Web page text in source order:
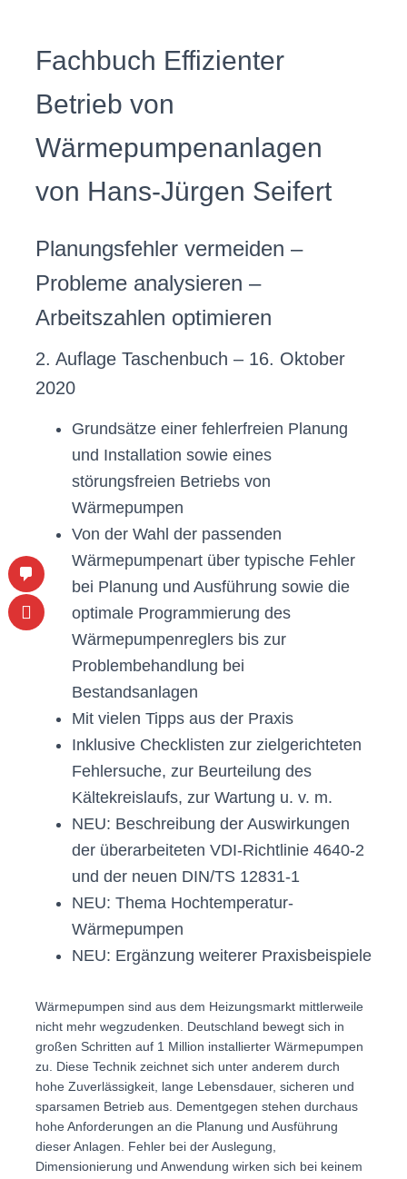
Fachbuch Effizienter
Betrieb von
Wärmepumpenanlagen
von Hans-Jürgen Seifert
Planungsfehler vermeiden –
Probleme analysieren –
Arbeitszahlen optimieren
2. Auflage Taschenbuch – 16. Oktober
2020
Grundsätze einer fehlerfreien Planung
und Installation sowie eines
störungsfreien Betriebs von
Wärmepumpen
Von der Wahl der passenden
Wärmepumpenart über typische Fehler
bei Planung und Ausführung sowie die
optimale Programmierung des
Wärmepumpenreglers bis zur
Problembehandlung bei
Bestandsanlagen
Mit vielen Tipps aus der Praxis
Inklusive Checklisten zur zielgerichteten
Fehlersuche, zur Beurteilung des
Kältekreislaufs, zur Wartung u. v. m.
NEU: Beschreibung der Auswirkungen
der überarbeiteten VDI-Richtlinie 4640-2
und der neuen DIN/TS 12831-1
NEU: Thema Hochtemperatur-
Wärmepumpen
NEU: Ergänzung weiterer Praxisbeispiele
Wärmepumpen sind aus dem Heizungsmarkt mittlerweile
nicht mehr wegzudenken. Deutschland bewegt sich in
großen Schritten auf 1 Million installierter Wärmepumpen
zu. Diese Technik zeichnet sich unter anderem durch
hohe Zuverlässigkeit, lange Lebensdauer, sicheren und
sparsamen Betrieb aus. Dementgegen stehen durchaus
hohe Anforderungen an die Planung und Ausführung
dieser Anlagen. Fehler bei der Auslegung,
Dimensionierung und Anwendung wirken sich bei keinem